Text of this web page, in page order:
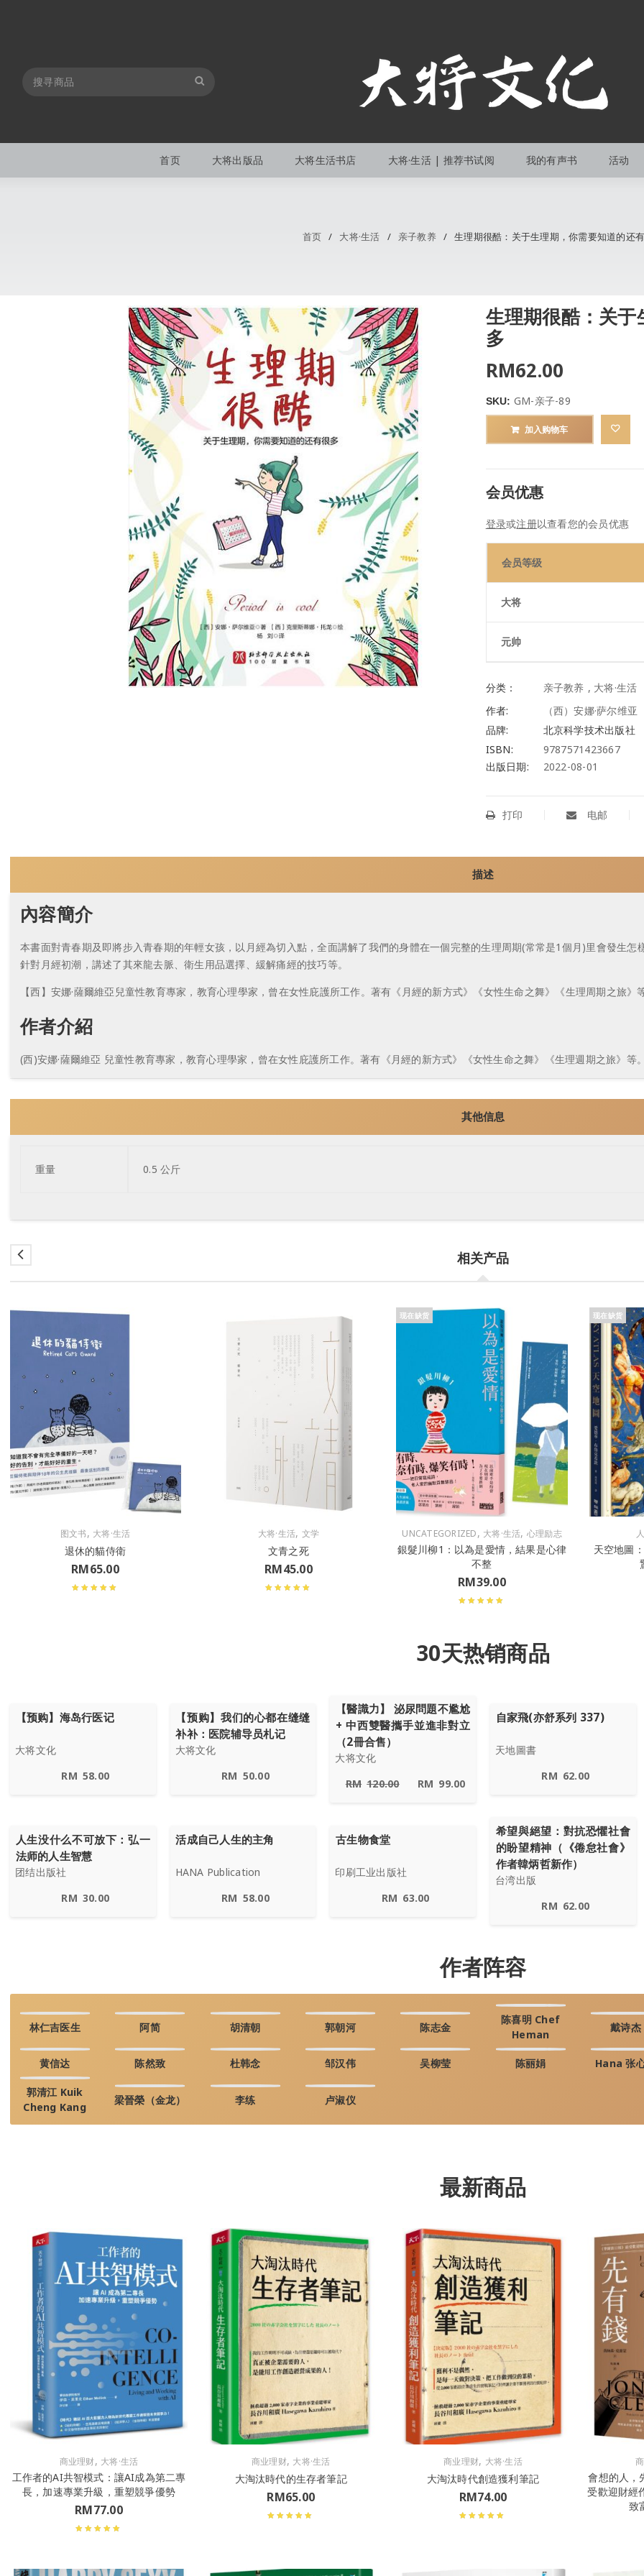
首页 大将出版品 大将生活书店 大将·生活 | 推荐书试阅 我的有声书 活动
首页 / 大将·生活 / 亲子教养 / 生理期很酷：关于生理期，你需要知道的还
生理期很酷：关
多
RM62.00
SKU: GM-亲子-89
加入购物车
会员优惠
登录或注册以查看您的会员优惠
会员等级
大将
元帅
分类： 亲子教养 , 大将·生活
作者:
（西）安娜·萨尔维亚
品牌:
北京科学技术出版社
ISBN:
9787571423667
出版日期:
2022-08-01
打印 电邮
描述
內容簡介
本書面對青春期及即將步入青春期的年輕女孩，以月經為切入點，全面講解了我們的身體在一個完整的生理周期(常常是1個月)里會發生
針對月經初潮，講述了其來龍去脈、衛生用品選擇、緩解痛經的技巧等。
【西】安娜·薩爾維亞兒童性教育專家，教育心理學家，曾在女性庇護所工作。著有《月經的新方式》《女性生命之舞》《生理周期之旅》
作者介紹
(西)安娜·薩爾維亞 兒童性教育專家，教育心理學家，曾在女性庇護所工作。著有《月經的新方式》《女性生命之舞》《生理週期之旅》等
其他信息
重量 0.5 公斤
相关产品
图文书, 大将·生活
退休的貓侍衛
RM65.00
大将·生活, 文学
文青之死
RM45.00
现在缺货
UNCATEGORIZED, 大将·生活, 心理励志
銀髮川柳1：以為是愛情，結果是心律
不整
RM39.00
现在缺货
天空地圖
30天热销商品
【预购】海岛行医记
大将文化
RM 58.00
【预购】我们的心都在缝缝
补补：医院辅导员札记
大将文化
RM 50.00
【醫識力】 泌尿問題不尷尬
+ 中西雙醫攜手並進非對立
（2冊合售）
大将文化
RM 120.00 RM 99.00
自家飛(亦舒系列 337)
天地圖書
RM 62.00
人生没什么不可放下：弘一
法师的人生智慧
团结出版社
RM 30.00
活成自己人生的主角
HANA Publication
RM 58.00
古生物食堂
印刷工业出版社
RM 63.00
希望與絕望：對抗恐懼社會
的盼望精神（《倦怠社會》
作者韓炳哲新作）
台湾出版
RM 62.00
作者阵容
林仁吉医生 阿简 胡清朝 郭朝河 陈志金
陈喜明 Chef
Heman
戴诗杰
黄信达 陈然致 杜韩念 邹汉伟 吴柳莹 陈丽娟 Hana 张
郭清江 Kuik
Cheng Kang
梁晉榮（金龙） 李练 卢淑仪
最新商品
商业理财, 大将·生活
工作者的AI共智模式：讓AI成為第二專
長，加速專業升級，重塑競爭優勢
RM77.00
商业理财, 大将·生活
大淘汰時代的生存者筆記
RM65.00
商业理财, 大将·生活
大淘汰時代創造獲利筆記
RM74.00
會想的人，
受歡迎財經
致